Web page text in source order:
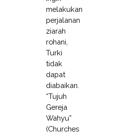
melakukan
perjalanan
ziarah
rohani,
Turki
tidak
dapat
diabaikan.
“Tujuh
Gereja
Wahyu”
(Churches